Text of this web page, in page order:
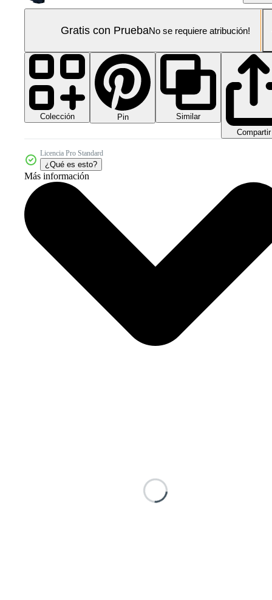
Gratis con PruebaNo se requiere atribución!
Colección Pin
Similar
Compartir
Licencia Pro Standard
¿Qué es esto?
Más información